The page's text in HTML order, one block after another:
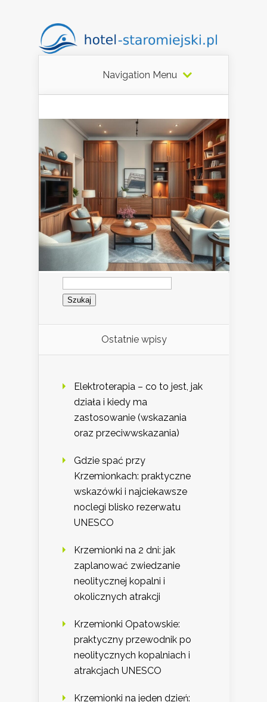
Navigation Menu
Szukaj:
Ostatnie wpisy
Elektroterapia – co to jest, jak
działa i kiedy ma
zastosowanie (wskazania
oraz przeciwwskazania)
Gdzie spać przy
Krzemionkach: praktyczne
wskazówki i najciekawsze
noclegi blisko rezerwatu
UNESCO
Krzemionki na 2 dni: jak
zaplanować zwiedzanie
neolitycznej kopalni i
okolicznych atrakcji
Krzemionki Opatowskie:
praktyczny przewodnik po
neolitycznych kopalniach i
atrakcjach UNESCO
Krzemionki na jeden dzień: